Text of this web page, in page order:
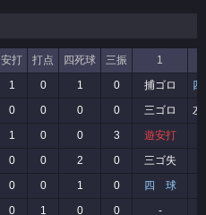
安打 打点 四死球 三振 1
1 0 1 0 捕ゴロ
0 0 0 0 三ゴロ
1 0 0 3
遊安打
0 0 2 0
三ゴ失
0 0 1 0
四 球
0 1 0 0
-